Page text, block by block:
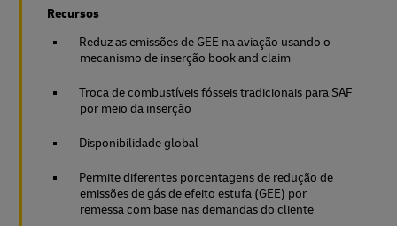
Recursos
Reduz as emissões de GEE na aviação usando o
mecanismo de inserção book and claim
Troca de combustíveis fósseis tradicionais para SAF
por meio da inserção
Disponibilidade global
Permite diferentes porcentagens de redução de
emissões de gás de efeito estufa (GEE) por
remessa com base nas demandas do cliente